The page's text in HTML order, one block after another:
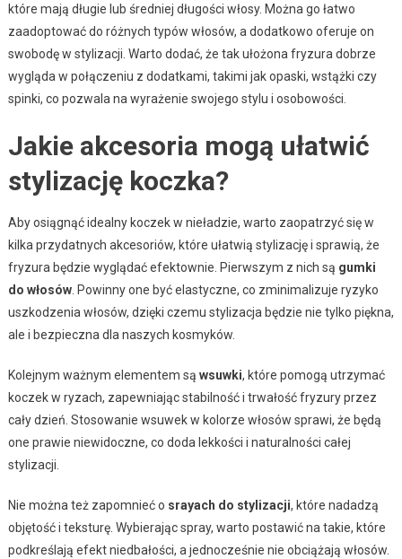
które mają długie lub średniej długości włosy. Można go łatwo
zaadoptować do różnych typów włosów, a dodatkowo oferuje on
swobodę w stylizacji. Warto dodać, że tak ułożona fryzura dobrze
wygląda w połączeniu z dodatkami, takimi jak opaski, wstążki czy
spinki, co pozwala na wyrażenie swojego stylu i osobowości.
Jakie akcesoria mogą ułatwić
stylizację koczka?
Aby osiągnąć idealny koczek w nieładzie, warto zaopatrzyć się w
kilka przydatnych akcesoriów, które ułatwią stylizację i sprawią, że
fryzura będzie wyglądać efektownie. Pierwszym z nich są gumki
do włosów. Powinny one być elastyczne, co zminimalizuje ryzyko
uszkodzenia włosów, dzięki czemu stylizacja będzie nie tylko piękna,
ale i bezpieczna dla naszych kosmyków.
Kolejnym ważnym elementem są wsuwki, które pomogą utrzymać
koczek w ryzach, zapewniając stabilność i trwałość fryzury przez
cały dzień. Stosowanie wsuwek w kolorze włosów sprawi, że będą
one prawie niewidoczne, co doda lekkości i naturalności całej
stylizacji.
Nie można też zapomnieć o srayach do stylizacji, które nadadzą
objętość i teksturę. Wybierając spray, warto postawić na takie, które
podkreślają efekt niedbałości, a jednocześnie nie obciążają włosów.